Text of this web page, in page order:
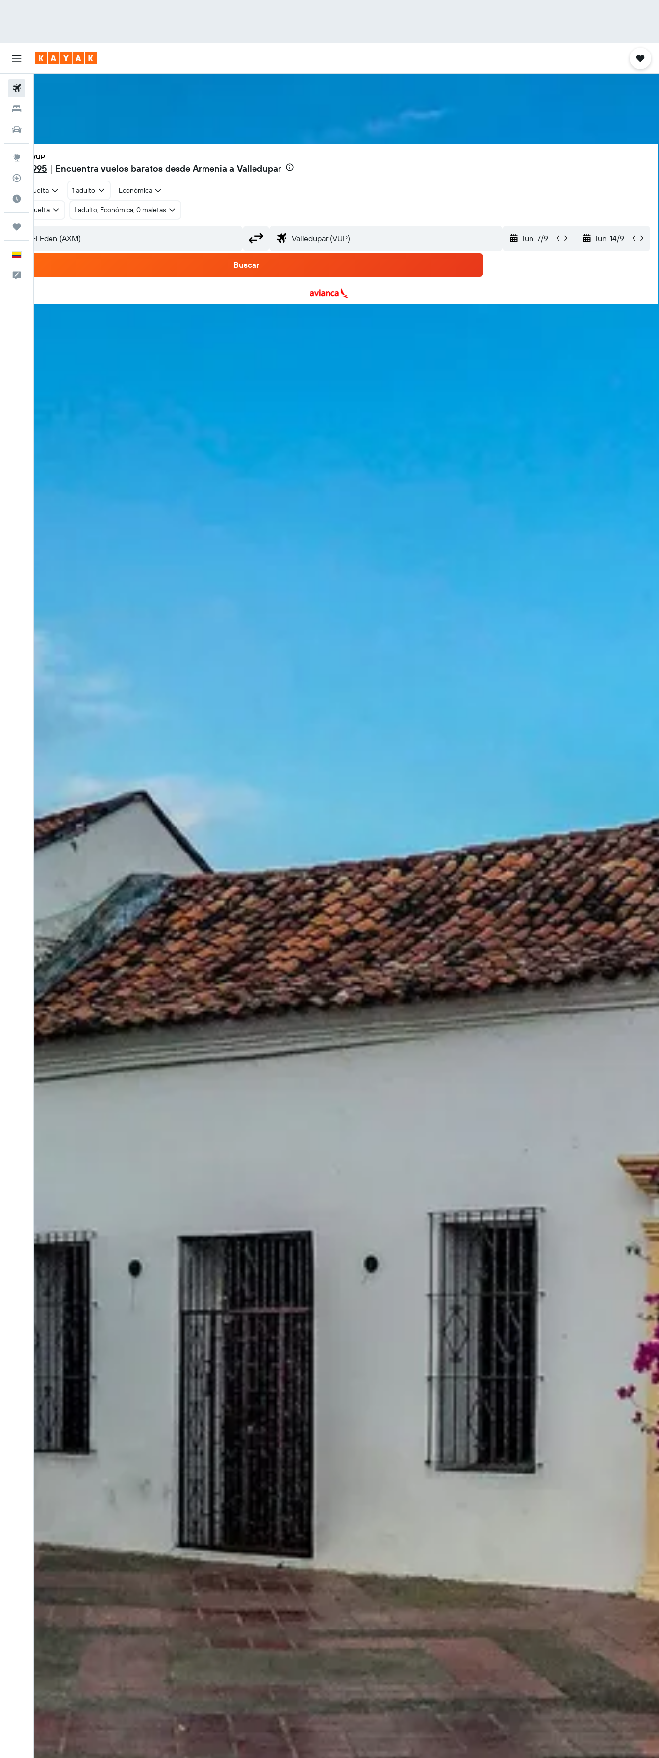
Explore
Español
Comentarios
AXM - VUP
$254.995 | Encuentra vuelos baratos desde Armenia a Valledupar
Ida y vuelta 1 adulto Económica
Ida y vuelta 1 adulto, Económica, 0 maletas
lun. 7/9 lun. 14/9
Buscar